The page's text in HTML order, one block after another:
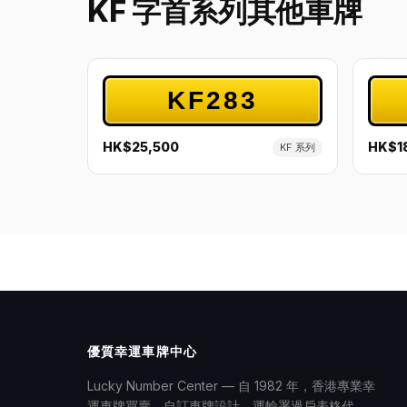
KF 字首系列其他車牌
KF283
HK$25,500 KF 系列
優質幸運車牌中心
Lucky Number Center — 自 1982 年，香港專業幸